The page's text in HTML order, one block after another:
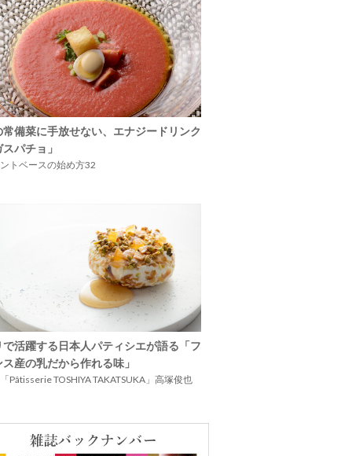
常備菜に手放せない、エナジードリンク
パチョ」
トベースの始め方32
で活躍する日本人パティシエが語る「フ
産の乳だから作れる味」
Pâtisserie TOSHIYA TAKATSUKA」高塚俊也